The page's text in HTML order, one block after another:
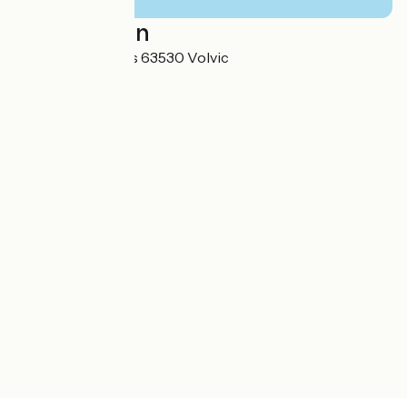
Localisation
16 rue des sources 63530 Volvic